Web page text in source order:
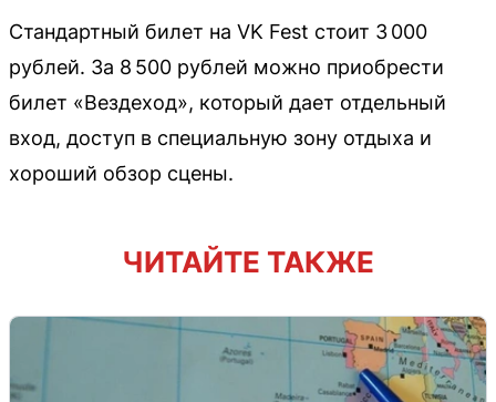
Стандартный билет на VK Fest стоит 3 000
рублей. За 8 500 рублей можно приобрести
билет «Вездеход», который дает отдельный
вход, доступ в специальную зону отдыха и
хороший обзор сцены.
ЧИТАЙТЕ ТАКЖЕ